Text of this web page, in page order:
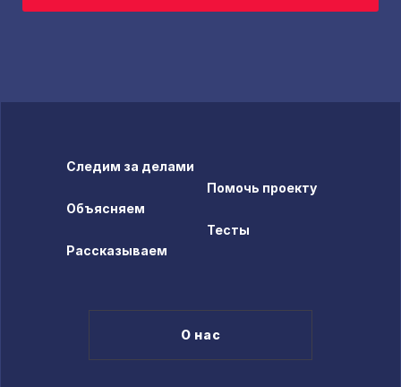
Следим за делами
Объясняем
Рассказываем
Помочь проекту
Тесты
О нас